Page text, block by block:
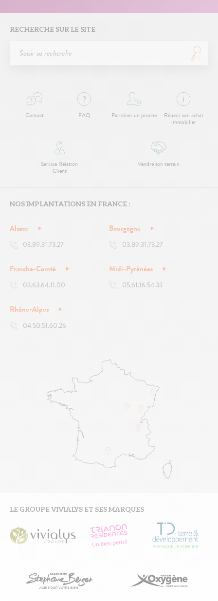
RECHERCHE SUR LE SITE
Contact FAQ Parrainer un proche Réussir son achat
immobilier
Service Relation
Client
Vendre son terrain
NOS IMPLANTATIONS EN FRANCE :
Alsace
03.89.31.73.27
Bourgogne
03.89.31.73.27
Franche-Comté
03.63.64.11.00
Midi-Pyrénées
05.61.16.54.33
Rhône-Alpes
04.50.51.60.26
LE GROUPE VIVIALYS ET SES MARQUES